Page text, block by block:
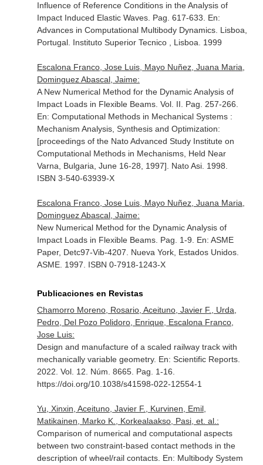
Influence of Reference Conditions in the Analysis of
Impact Induced Elastic Waves. Pag. 617-633. En:
Advances in Computational Multibody Dynamics. Lisboa,
Portugal. Instituto Superior Tecnico , Lisboa. 1999
Escalona Franco, Jose Luis, Mayo Nuñez, Juana Maria,
Dominguez Abascal, Jaime:
A New Numerical Method for the Dynamic Analysis of
Impact Loads in Flexible Beams. Vol. II. Pag. 257-266.
En: Computational Methods in Mechanical Systems :
Mechanism Analysis, Synthesis and Optimization:
[proceedings of the Nato Advanced Study Institute on
Computational Methods in Mechanisms, Held Near
Varna, Bulgaria, June 16-28, 1997] . Nato Asi. 1998.
ISBN 3-540-63939-X
Escalona Franco, Jose Luis, Mayo Nuñez, Juana Maria,
Dominguez Abascal, Jaime:
New Numerical Method for the Dynamic Analysis of
Impact Loads in Flexible Beams. Pag. 1-9. En: ASME
Paper, Detc97-Vib-4207 . Nueva York, Estados Unidos.
ASME. 1997. ISBN 0-7918-1243-X
Publicaciones en Revistas
Chamorro Moreno, Rosario, Aceituno, Javier F., Urda,
Pedro, Del Pozo Polidoro, Enrique, Escalona Franco,
Jose Luis:
Design and manufacture of a scaled railway track with
mechanically variable geometry. En: Scientific Reports.
2022. Vol. 12. Núm. 8665. Pag. 1-16.
https://doi.org/10.1038/s41598-022-12554-1
Yu, Xinxin, Aceituno, Javier F., Kurvinen, Emil,
Matikainen, Marko K., Korkealaakso, Pasi, et. al.:
Comparison of numerical and computational aspects
between two constraint-based contact methods in the
description of wheel/rail contacts. En: Multibody System